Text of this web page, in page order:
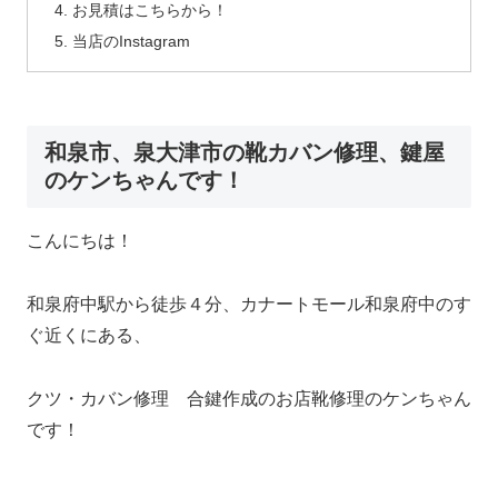
お見積はこちらから！
当店のInstagram
和泉市、泉大津市の靴カバン修理、鍵屋
のケンちゃんです！
こんにちは！
和泉府中駅から徒歩４分、カナートモール和泉府中のす
ぐ近くにある、
クツ・カバン修理 合鍵作成のお店靴修理のケンちゃん
です！